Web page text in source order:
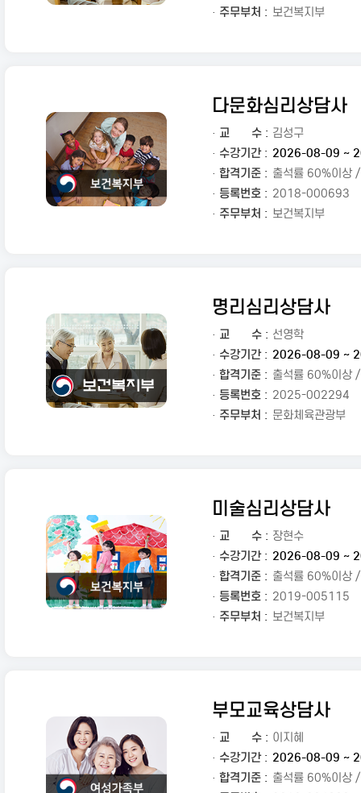
· 주무부처 : 보건복지부
다문화심리상담사
· 교 수 : 김성구
· 수강기간 : 2026-08-09 ~
· 합격기준 : 출석률 60%이상
· 등록번호 : 2018-000693
· 주무부처 : 보건복지부
명리심리상담사
· 교 수 : 선영학
· 수강기간 : 2026-08-09 ~
· 합격기준 : 출석률 60%이상
· 등록번호 : 2025-002294
· 주무부처 : 문화체육관광부
미술심리상담사
· 교 수 : 장현수
· 수강기간 : 2026-08-09 ~
· 합격기준 : 출석률 60%이상
· 등록번호 : 2019-005115
· 주무부처 : 보건복지부
부모교육상담사
· 교 수 : 이지혜
· 수강기간 : 2026-08-09 ~
· 합격기준 : 출석률 60%이상